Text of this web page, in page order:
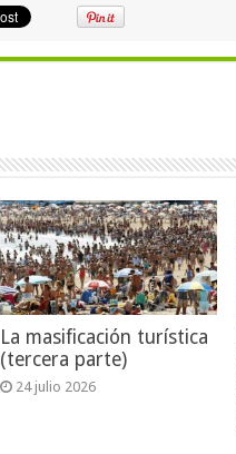
La masificación turística
(tercera parte)
24 julio 2026